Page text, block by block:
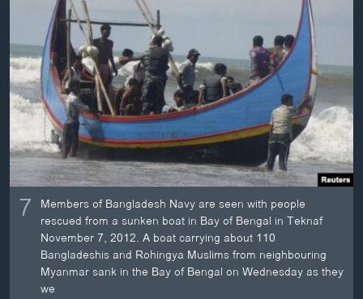
7 Members of Bangladesh Navy are seen with people
rescued from a sunken boat in Bay of Bengal in Teknaf
November 7, 2012. A boat carrying about 110
Bangladeshis and Rohingya Muslims from neighbouring
Myanmar sank in the Bay of Bengal on Wednesday as they
we